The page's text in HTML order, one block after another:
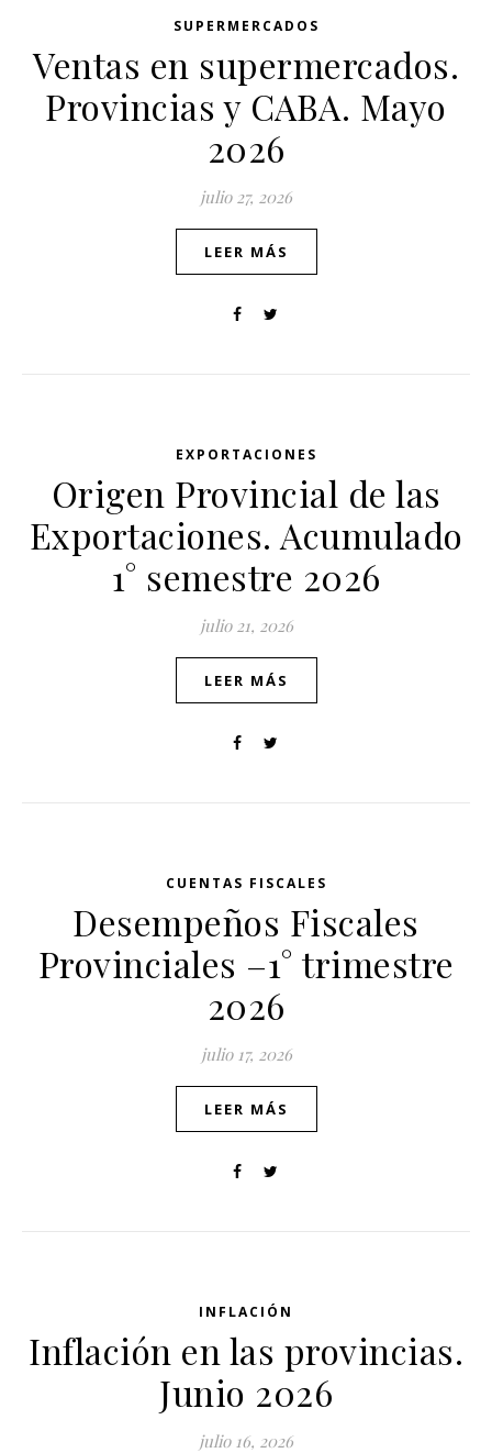
SUPERMERCADOS
Ventas en supermercados.
Provincias y CABA. Mayo
2026
julio 27, 2026
LEER MÁS
EXPORTACIONES
Origen Provincial de las
Exportaciones. Acumulado
1° semestre 2026
julio 21, 2026
LEER MÁS
CUENTAS FISCALES
Desempeños Fiscales
Provinciales –1° trimestre
2026
julio 17, 2026
LEER MÁS
INFLACIÓN
Inflación en las provincias.
Junio 2026
julio 16, 2026